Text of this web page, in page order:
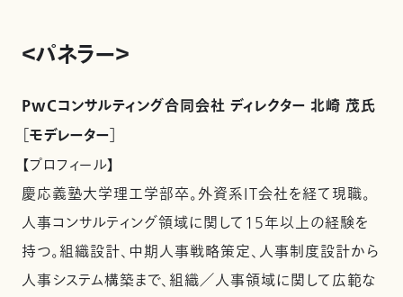
＜パネラー＞
PwCコンサルティング合同会社 ディレクター 北崎 茂氏
［モデレーター］
【プロフィール】
慶応義塾大学理工学部卒。外資系IT会社を経て現職。
人事コンサルティング領域に関して15年以上の経験を
持つ。組織設計、中期人事戦略策定、人事制度設計から
人事システム構築まで、組織／人事領域に関して広範な